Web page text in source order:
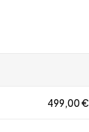
499,00€